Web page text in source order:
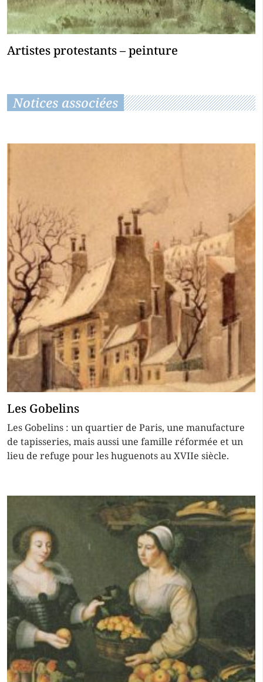
Artistes protestants – peinture
Notices associées
Les Gobelins
Les Gobelins : un quartier de Paris, une manufacture
de tapisseries, mais aussi une famille réformée et un
lieu de refuge pour les huguenots au XVIIe siècle.